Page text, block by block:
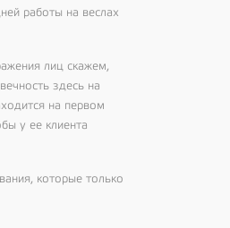
работы на веслах
лиц скажем,
здесь на
на первом
у ее клиента
которые только